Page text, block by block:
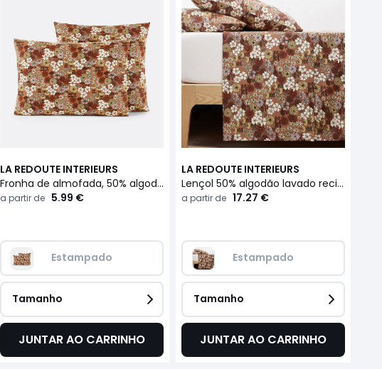
LA REDOUTE INTERIEURS
Fronha de almofada, 50% algodão reciclado, Marisol
a partir de 5.99 €
Estampado
Tamanho
JUNTAR AO CARRINHO
LA REDOUTE INTERIEURS
Lençol 50% algodão lavado reciclado, Marisol
a partir de 17.27 €
Estampado
Tamanho
JUNTAR AO CARRINHO